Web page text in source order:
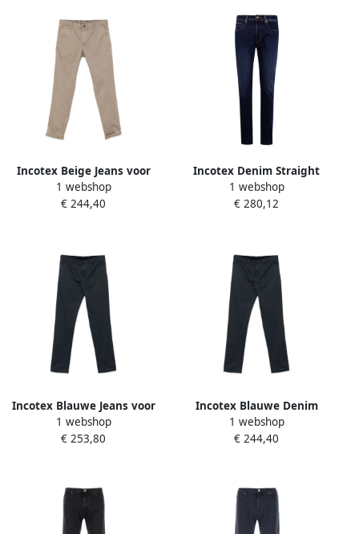
Incotex Beige Jeans voor
Heren Beige Heren
1 webshop
€ 244,40
Incotex Denim Straight
Gewassen Jeans Blue Heren
1 webshop
€ 280,12
Incotex Blauwe Jeans voor
Stijlvol Comfort Blue Heren
1 webshop
€ 253,80
Incotex Blauwe Denim
Jeans Blue Heren
1 webshop
€ 244,40